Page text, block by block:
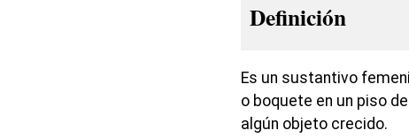
Definición
Es un sustantivo
o boquete en un piso
algún objeto crecido.